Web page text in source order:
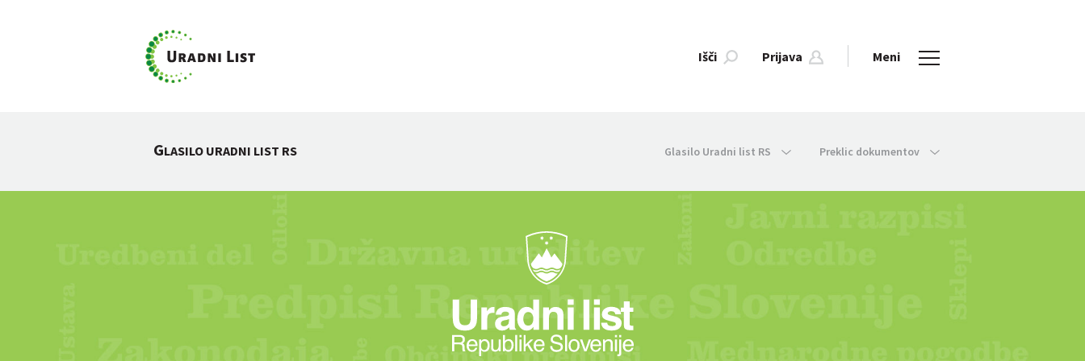
Išči Prijava Meni
GLASILO URADNI LIST RS Glasilo Uradni list RS Preklic dokumentov